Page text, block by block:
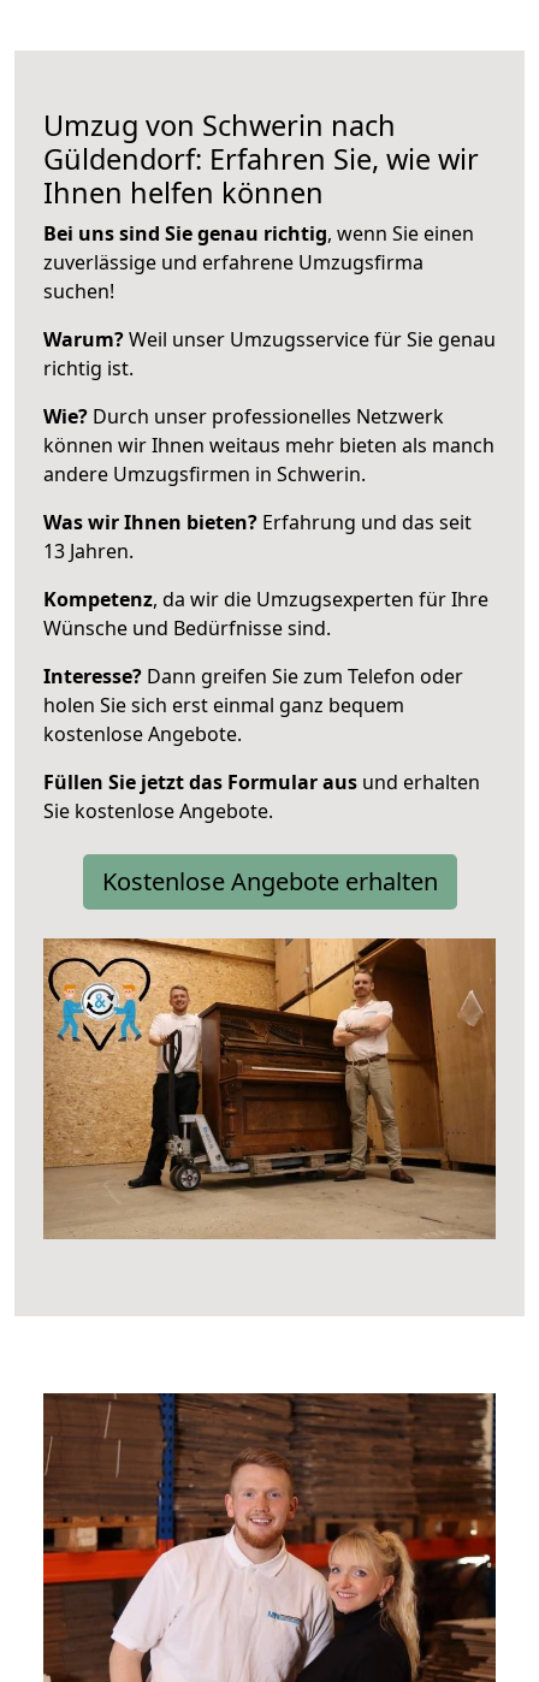
Umzug von Schwerin nach
Güldendorf: Erfahren Sie, wie wir
Ihnen helfen können
Bei uns sind Sie genau richtig, wenn Sie einen
zuverlässige und erfahrene Umzugsfirma
suchen!
Warum?Weil unser Umzugsservice für Sie genau
richtig ist.
Wie? Durch unser professionelles Netzwerk
können wir Ihnen weitaus mehr bieten als manch
andere Umzugsfirmen in Schwerin.
Was wir Ihnen bieten? Erfahrung und das seit
13 Jahren.
Kompetenz, da wir die Umzugsexperten für Ihre
Wünsche und Bedürfnisse sind.
Interesse? Dann greifen Sie zum Telefon oder
holen Sie sich erst einmal ganz bequem
kostenlose Angebote.
Füllen Sie jetzt das Formular aus und erhalten
Sie kostenlose Angebote.
Kostenlose Angebote erhalten